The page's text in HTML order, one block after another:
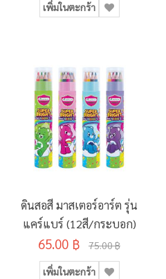
เพิ่มในตะกร้า
ดินสอสี มาสเตอร์อาร์ต รุ่น
แคร์แบร์ (12สี/กระบอก)
65.00 ฿ 75.00 ฿
เพิ่มในตะกร้า